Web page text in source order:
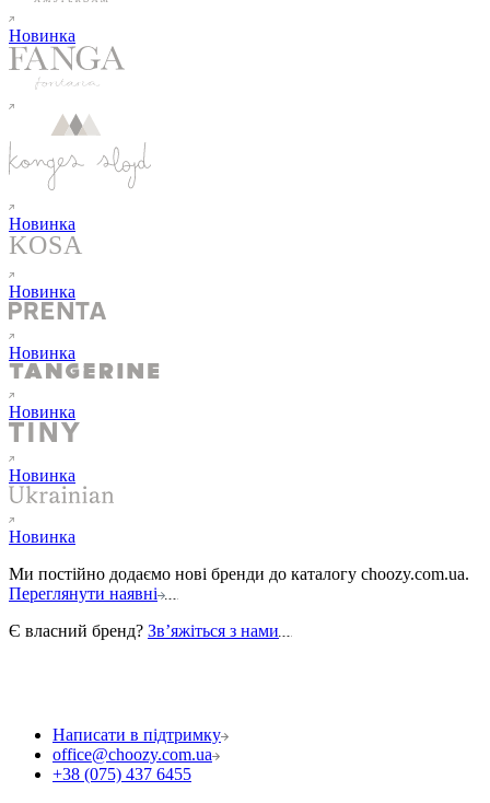
Новинка
Новинка
Новинка
Новинка
Новинка
Новинка
Новинка
Ми постійно додаємо нові бренди до каталогу choozy.com.ua.
Переглянути наявні
Є власний бренд? Звʼяжіться з нами
Написати в підтримку
office@choozy.com.ua
+38 (075) 437 6455